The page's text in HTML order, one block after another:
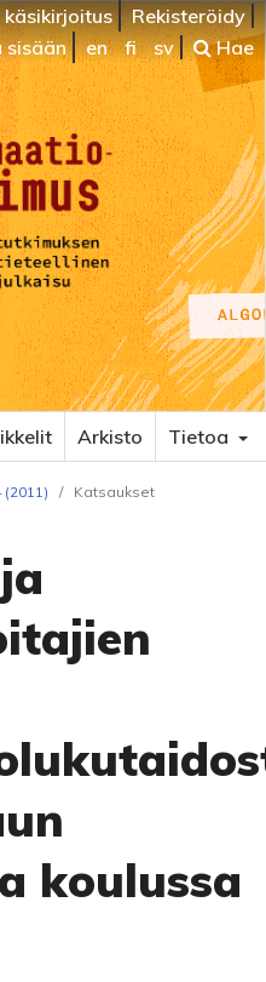
Rekisteröidy
sisään
en fi sv Hae
Arkisto Tietoa
(2011) / Katsaukset
koulussa